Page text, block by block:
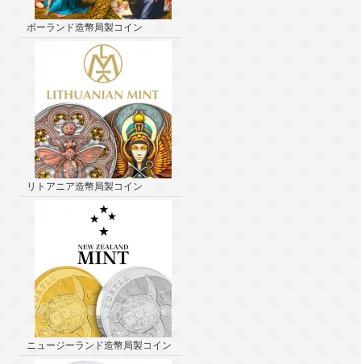
ポーランド造幣局製コイン
リトアニア造幣局製コイン
ニュージーランド造幣局製コイン